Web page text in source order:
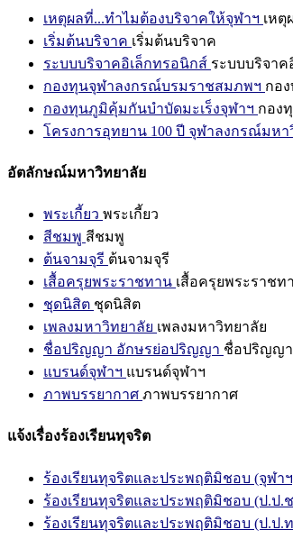
เหตุผลที่...ทำไมต้องบริจาคให้จุฬาฯ เหตุ
เริ่มต้นบริจาค เริ่มต้นบริจาค
ระบบบริจาคอิเล็กทรอนิกส์ ระบบบริจา
กองทุนจุฬาลงกรณ์บรมราชสมภพฯ กอ
กองทุนภูมิคุ้มกันบำบัดมะเร็งจุฬาฯ กอง
โครงการอุทยาน 100 ปี จุฬาลงกรณ์มหา
อัตลักษณ์มหาวิทยาลัย
พระเกี้ยว พระเกี้ยว
สีชมพู สีชมพู
ต้นจามจุรี ต้นจามจุรี
เสื้อครุยพระราชทาน เสื้อครุยพระราชท
ชุดนิสิต ชุดนิสิต
เพลงมหาวิทยาลัย เพลงมหาวิทยาลัย
ชื่อปริญญา อักษรย่อปริญญา ชื่อปริญญ
แบรนด์จุฬาฯ แบรนด์จุฬาฯ
ภาพบรรยากาศ ภาพบรรยากาศ
แจ้งเรื่องร้องเรียนทุจริต
ร้องเรียนทุจริตและประพฤติมิชอบ (จุฬา
ร้องเรียนทุจริตและประพฤติมิชอบ (ป.ป.
ร้องเรียนทุจริตและประพฤติมิชอบ (ป.ป.